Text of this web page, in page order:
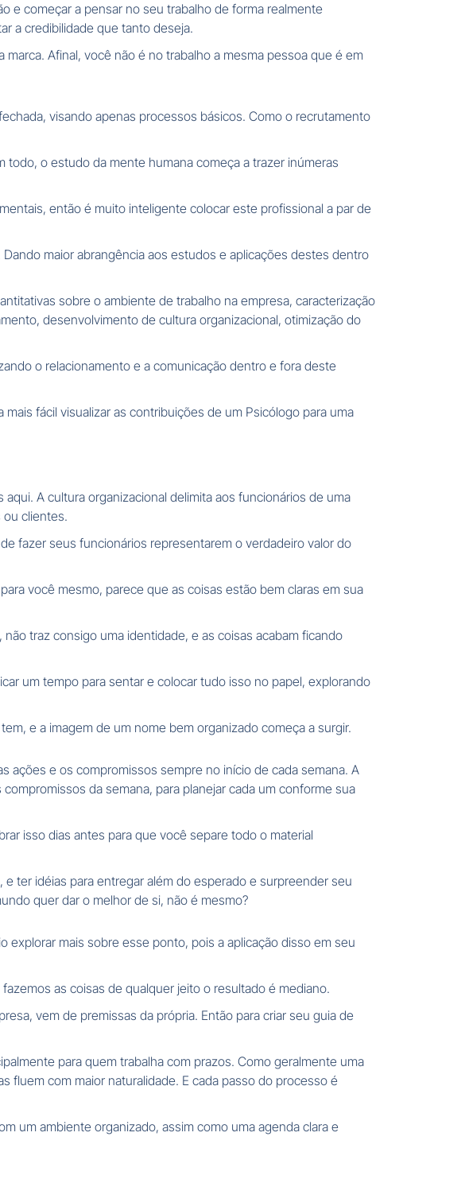
e começar a pensar no seu trabalho de forma realmente
a credibilidade que tanto deseja.
Afinal, você não é no trabalho a mesma pessoa que é em
visando apenas processos básicos. Como o recrutamento
o estudo da mente humana começa a trazer inúmeras
então é muito inteligente colocar este profissional a par de
maior abrangência aos estudos e aplicações destes dentro
sobre o ambiente de trabalho na empresa, caracterização
desenvolvimento de cultura organizacional, otimização do
o relacionamento e a comunicação dentro e fora deste
fácil visualizar as contribuições de um Psicólogo para uma
A cultura organizacional delimita aos funcionários de uma
ou clientes.
fazer seus funcionários representarem o verdadeiro valor do
você mesmo, parece que as coisas estão bem claras em sua
traz consigo uma identidade, e as coisas acabam ficando
um tempo para sentar e colocar tudo isso no papel, explorando
e a imagem de um nome bem organizado começa a surgir.
ações e os compromissos sempre no início de cada semana. A
da semana, para planejar cada um conforme sua
isso dias antes para que você separe todo o material
ter idéias para entregar além do esperado e surpreender seu
quer dar o melhor de si, não é mesmo?
explorar mais sobre esse ponto, pois a aplicação disso em seu
as coisas de qualquer jeito o resultado é mediano.
vem de premissas da própria. Então para criar seu guia de
para quem trabalha com prazos. Como geralmente uma
fluem com maior naturalidade. E cada passo do processo é
um ambiente organizado, assim como uma agenda clara e